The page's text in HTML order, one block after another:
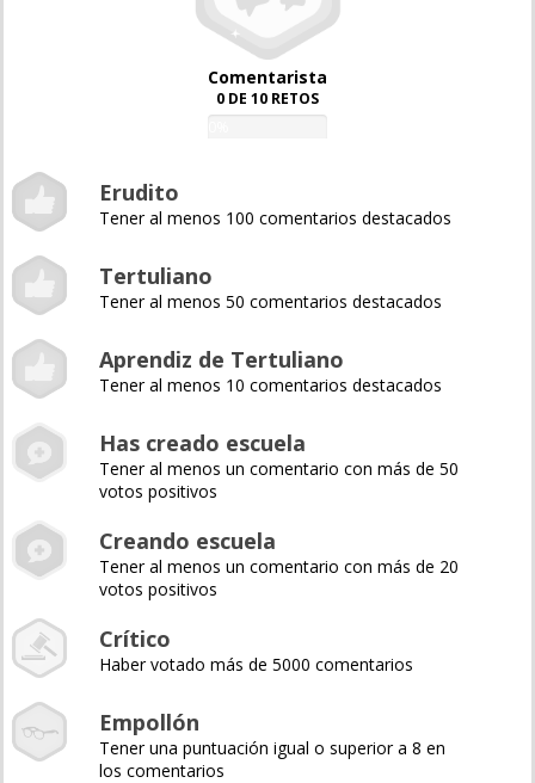
Comentarista
0 DE 10 RETOS
Erudito
Tener al menos 100 comentarios destacados
Tertuliano
Tener al menos 50 comentarios destacados
Aprendiz de Tertuliano
Tener al menos 10 comentarios destacados
Has creado escuela
Tener al menos un comentario con más de 50
votos positivos
Creando escuela
Tener al menos un comentario con más de 20
votos positivos
Crítico
Haber votado más de 5000 comentarios
Empollón
Tener una puntuación igual o superior a 8 en
los comentarios